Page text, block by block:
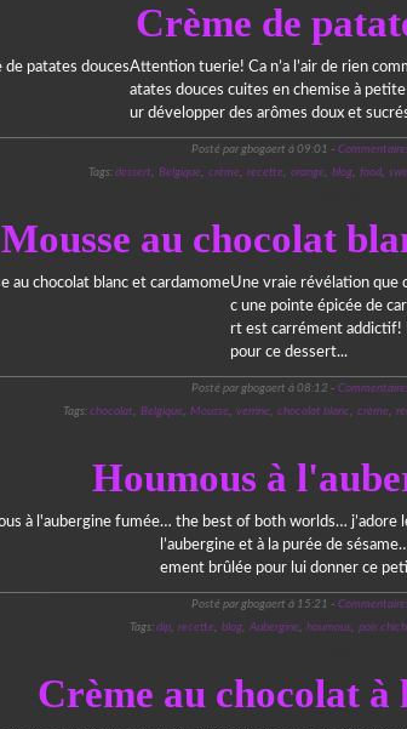
Crème de
Attention tuerie! Ca n’a l’air de rien
atates douces cuites en chemise à
ur développer des arômes doux et
Posté par gbogaert à 09:01 -
Tags: dessert, Belgique, crème, recette, orange, blog, food,
Mousse au chocolat
Une vraie révélation que
c une pointe épicée de
rt est carrément addictif!
pour ce dessert...
Posté par gbogaert à 08:12 -
Tags: chocolat, Belgique, Mousse, verrine, chocolat blanc, crème,
Houmous à
… the best of both worlds… j’adore
l’aubergine et à la purée de
ement brûlée pour lui donner ce
Posté par gbogaert à 15:21 -
Tags: dip, recette, blog, Aubergine, houmous, pois
Crème au chocolat à